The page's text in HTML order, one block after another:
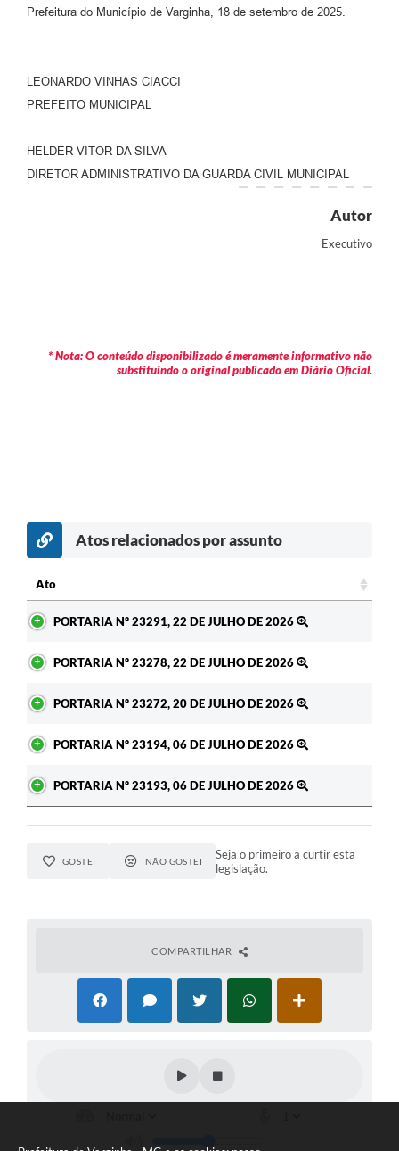
Prefeitura do Município de Varginha, 18 de setembro de 2025.
LEONARDO VINHAS CIACCI
PREFEITO MUNICIPAL
HELDER VITOR DA SILVA
DIRETOR ADMINISTRATIVO DA GUARDA CIVIL MUNICIPAL
Autor
Executivo
* Nota: O conteúdo disponibilizado é meramente informativo não
substituindo o original publicado em Diário Oficial.
Atos relacionados por assunto
Ato
PORTARIA Nº 23291, 22 DE JULHO DE 2026
PORTARIA Nº 23278, 22 DE JULHO DE 2026
PORTARIA Nº 23272, 20 DE JULHO DE 2026
PORTARIA Nº 23194, 06 DE JULHO DE 2026
PORTARIA Nº 23193, 06 DE JULHO DE 2026
GOSTEI NÃO GOSTEI
Seja o primeiro a curtir esta
legislação.
COMPARTILHAR